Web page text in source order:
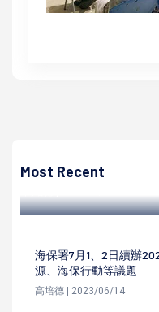
Most Recent
氣羊毛氈卡通一卡通
海保署7月1、2日續辦
源、海保行動等議題
高培德 | 2023/06/14